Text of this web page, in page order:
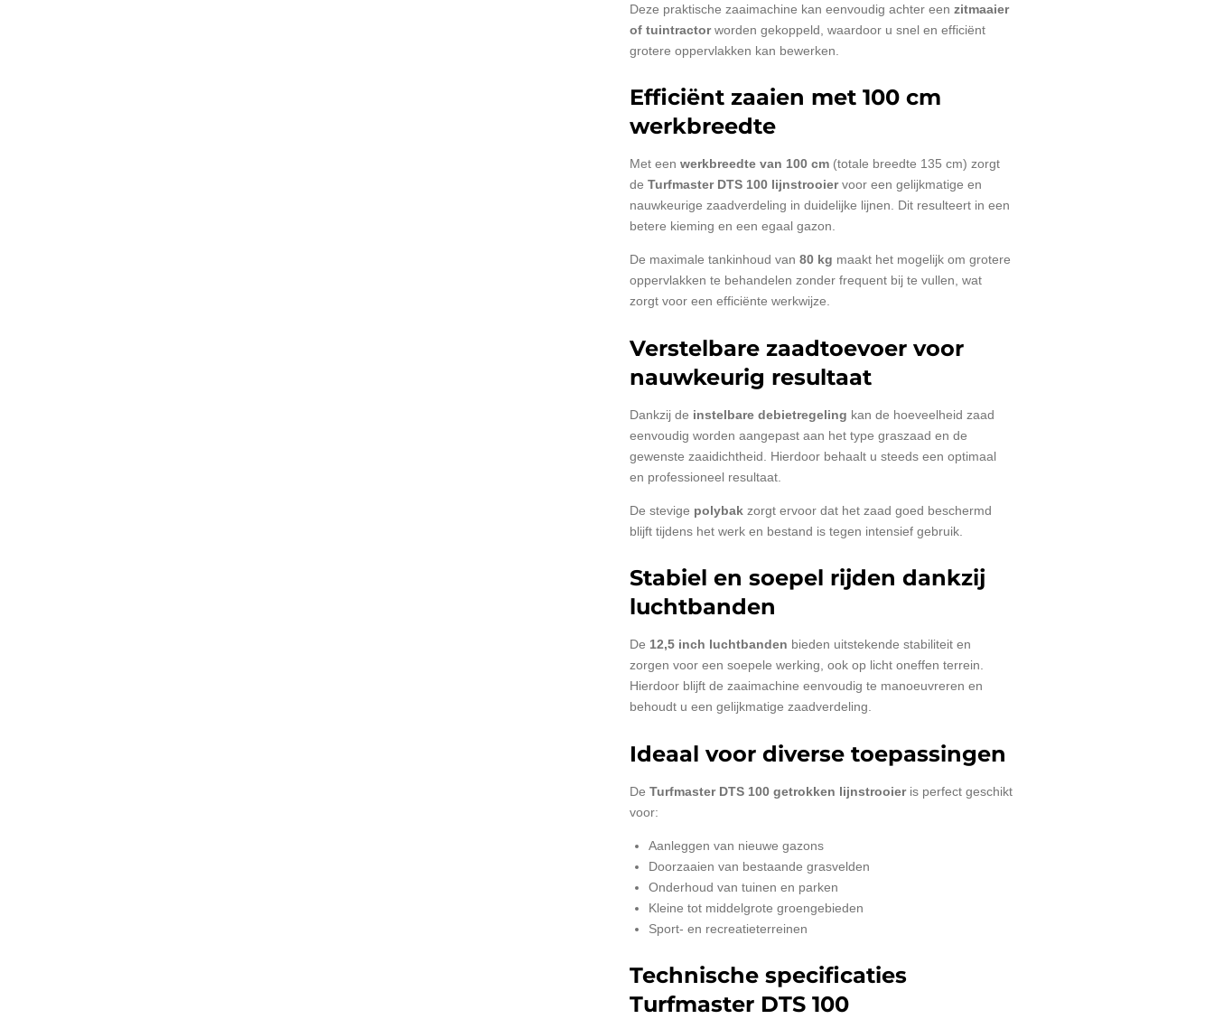
Deze praktische zaaimachine kan eenvoudig achter een zitmaaier
of tuintractorworden gekoppeld, waardoor u snel en efficiënt
grotere oppervlakken kan bewerken.
Efficiënt zaaien met 100 cm
werkbreedte
Met een werkbreedte van 100 cm (totale breedte 135 cm) zorgt
de Turfmaster DTS 100 lijnstrooiervoor een gelijkmatige en
nauwkeurige zaadverdeling in duidelijke lijnen. Dit resulteert in een
betere kieming en een egaal gazon.
De maximale tankinhoud van 80 kg maakt het mogelijk om grotere
oppervlakken te behandelen zonder frequent bij te vullen, wat
zorgt voor een efficiënte werkwijze.
Verstelbare zaadtoevoer voor
nauwkeurig resultaat
Dankzij de instelbare debietregeling kan de hoeveelheid zaad
eenvoudig worden aangepast aan het type graszaad en de
gewenste zaaidichtheid. Hierdoor behaalt u steeds een optimaal
en professioneel resultaat.
De stevige polybak zorgt ervoor dat het zaad goed beschermd
blijft tijdens het werk en bestand is tegen intensief gebruik.
Stabiel en soepel rijden dankzij
luchtbanden
De 12,5 inch luchtbanden bieden uitstekende stabiliteit en
zorgen voor een soepele werking, ook op licht oneffen terrein.
Hierdoor blijft de zaaimachine eenvoudig te manoeuvreren en
behoudt u een gelijkmatige zaadverdeling.
Ideaal voor diverse toepassingen
De Turfmaster DTS 100 getrokken lijnstrooieris perfect geschikt
voor:
Aanleggen van nieuwe gazons
Doorzaaien van bestaande grasvelden
Onderhoud van tuinen en parken
Kleine tot middelgrote groengebieden
Sport- en recreatieterreinen
Technische specificaties
Turfmaster DTS 100